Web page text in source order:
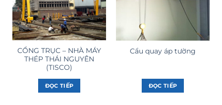
CỔNG TRỤC – NHÀ MÁY
THÉP THÁI NGUYÊN
(TISCO)
ĐỌC TIẾP
Cẩu quay áp tường
ĐỌC TIẾP